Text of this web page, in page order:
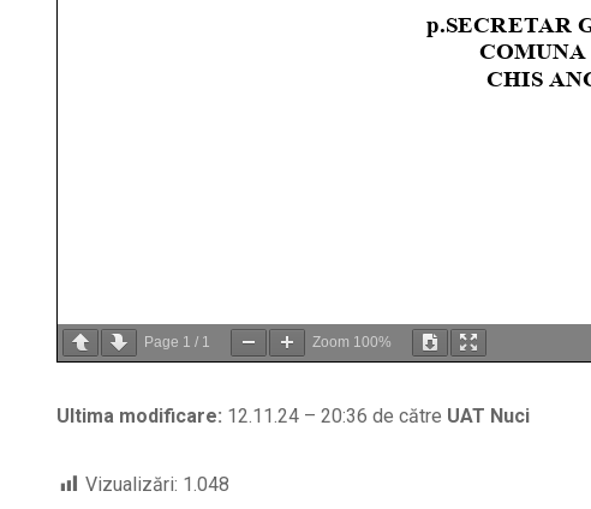
Page 1 / 1 Zoom 100%
Ultima modificare: 12.11.24 – 20:36 de către UAT Nuci
Vizualizări: 1.048